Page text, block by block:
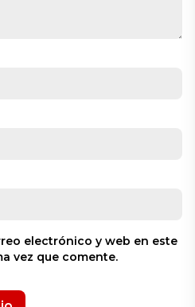
electrónico y web en este
vez que comente.